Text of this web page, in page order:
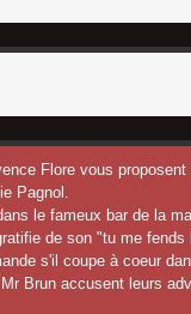
Flore vous
Pagnol.
le fameux bar de la
de son "tu me fends
s'il coupe à coeur
Brun accusent leurs